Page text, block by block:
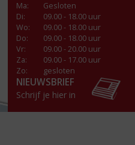
Ma:
Gesloten
Di:
09.00 - 18.00 uur
Wo:
09.00 - 18.00 uur
Do:
09.00 - 18.00 uur
Vr:
09.00 - 20.00 uur
Za:
09.00 - 17.00 uur
Zo:
gesloten
NIEUWSBRIEF
Schrijf je hier in